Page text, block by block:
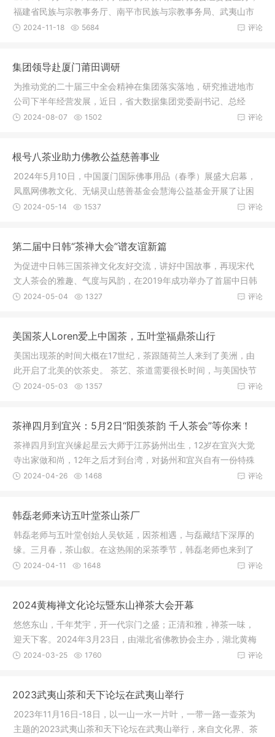
福建省民族与宗教事务厅、南平市民族与宗教事务局、武夷山市
民族与宗
评论
2024-11-18 5684
集团领导赴厦门莆田调研
为推动党的二十届三中全会精神在集团落实落地，研究推进地市
公司下半年经营发展，近日，省大数据集团党委副书记、总经
理、副董事
评论
2024-08-07 1502
根号八茶业助力佛教公益慈善事业
2024年5月10日，中国厦门国际佛事用品（春季）展盛大启幕，
凤凰网佛教文化、无锡灵山慈善基金会慧海公益基金开展了让困
境师父、
评论
2024-05-14 1537
第二届中日韩“茶禅大会”谱友谊新篇
为促进中日韩三国茶禅文化友好交流，讲好中国故事，再现宋代
文人茶会的雅趣、气度与风韵，在2019年成功举办了首届中日韩
茶禅文化
评论
2024-05-04 1327
美国茶人Loren爱上中国茶，五叶堂福鼎茶山行
美国出现茶的时间大概在17世纪，茶跟随荷兰人来到了美洲，由
此开启了北美的饮茶史。 茶艺、茶道需要很长时间，与美国快节
奏的文
评论
2024-05-03 1357
茶禅四月到宜兴：5月2日“阳羡茶韵 千人茶会”等你来！
茶禅四月到宜兴缘起星云大师于江苏扬州出生，12岁在宜兴大觉
寺出家做和尚，12年之后才到台湾，对扬州和宜兴自有一份特殊
的情感。
评论
2024-04-26 1468
韩磊老师来访五叶堂茶山茶厂
韩磊老师与五叶堂创始人吴钦延，因茶相遇，与磊藏结下深厚的
缘。三月春，茶山叙。在这热闹的采茶季节，韩磊老师也来到了
吴氏的祖
评论
2024-04-11 1648
2024黄梅禅文化论坛暨东山禅茶大会开幕
悠悠东山，千年梵宇，开一代宗门之盛；正清和雅，禅茶一味，
迎天下客。2024年3月23日，由湖北省佛教协会主办，湖北黄梅
五祖寺承
评论
2024-03-25 1760
2023武夷山茶和天下论坛在武夷山举行
2023年11月16日-18日，以一山一水一片叶，一带一路一壶茶为
主题的2023武夷山茶和天下论坛在武夷山举行，来自文化界、茶